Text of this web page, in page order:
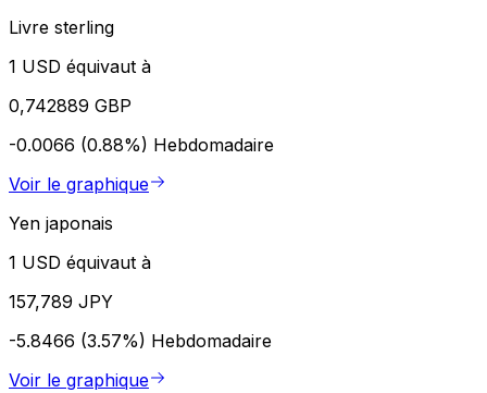
Livre sterling
1 USD équivaut à
0,742889 GBP
-0.0066 (0.88%) Hebdomadaire
Voir le graphique
Yen japonais
1 USD équivaut à
157,789 JPY
-5.8466 (3.57%) Hebdomadaire
Voir le graphique